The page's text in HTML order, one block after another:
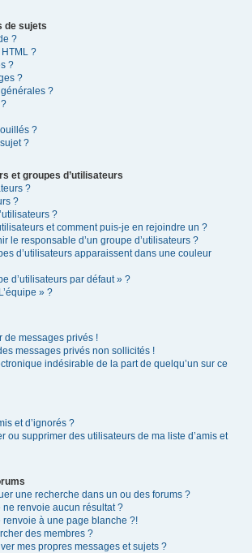
de sujets
?
?
?
?
?
?
?
et groupes d’utilisateurs
?
?
?
et comment puis-je en rejoindre un ?
le responsable d’un groupe d’utilisateurs ?
d’utilisateurs apparaissent dans une couleur
d’utilisateurs par défaut » ?
» ?
de messages privés !
messages privés non sollicités !
indésirable de la part de quelqu’un sur ce
et d’ignorés ?
ou supprimer des utilisateurs de ma liste d’amis et
une recherche dans un ou des forums ?
renvoie aucun résultat ?
à une page blanche ?!
des membres ?
mes propres messages et sujets ?